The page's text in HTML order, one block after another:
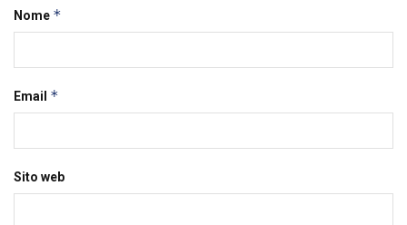
Nome *
Email *
Sito web